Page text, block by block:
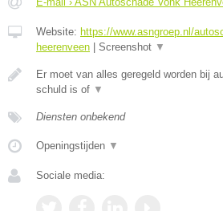
Website: https://www.asngroep.nl/
heerenveen | Screenshot ▼
Er moet van alles geregeld worden bij
schuld is of ▼
Diensten onbekend
Openingstijden ▼
Sociale media: